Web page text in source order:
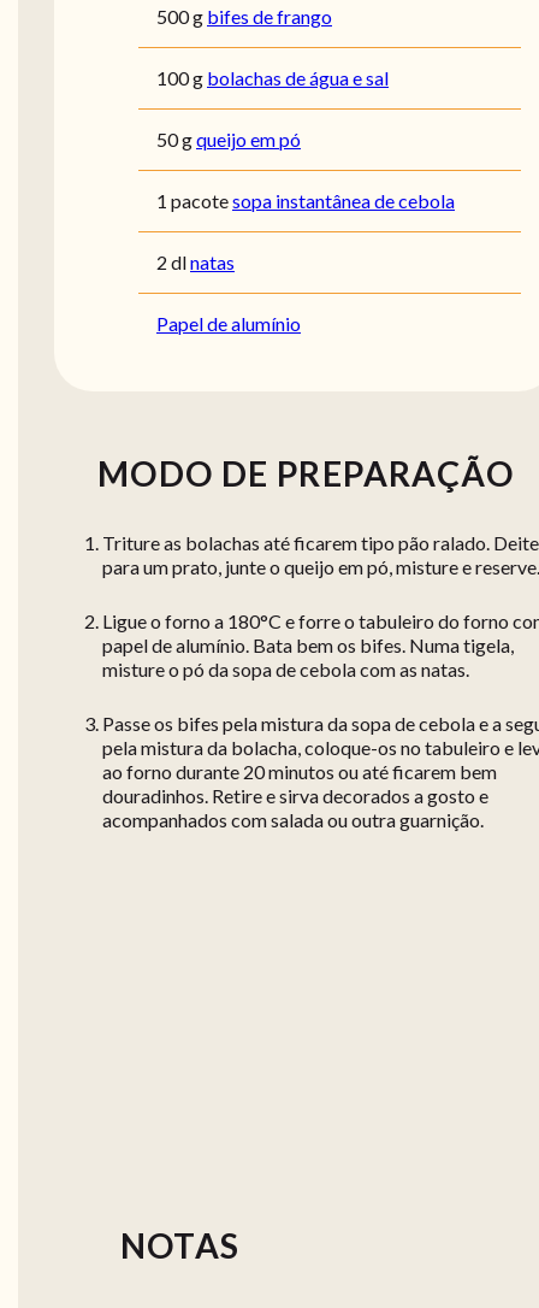
500 g bifes de frango
100 g bolachas de água e sal
50 gqueijo em pó
1 pacotesopa instantânea de cebola
2 dlnatas
Papel de alumínio
MODO DE PREPARAÇÃO
Triture as bolachas até ficarem tipo pão ralado. Deite
para um prato, junte o queijo em pó, misture e reserve.
Ligue o forno a 180°C e forre o tabuleiro do forno
papel de alumínio. Bata bem os bifes. Numa tigela,
misture o pó da sopa de cebola com as natas.
Passe os bifes pela mistura da sopa de cebola e a
pela mistura da bolacha, coloque-os no tabuleiro e
ao forno durante 20 minutos ou até ficarem bem
douradinhos. Retire e sirva decorados a gosto e
acompanhados com salada ou outra guarnição.
NOTAS